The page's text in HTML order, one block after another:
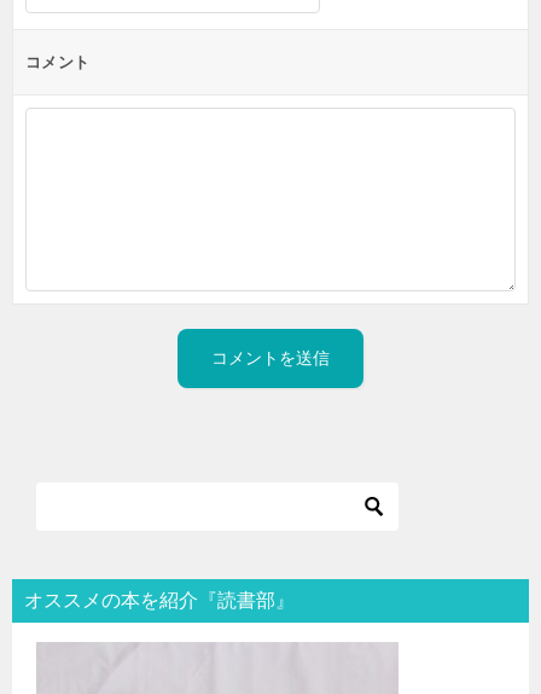
コメント
オススメの本を紹介『読書部』